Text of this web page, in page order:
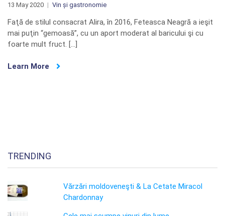
13 May 2020 Vin și gastronomie
Faţă de stilul consacrat Alira, în 2016, Feteasca Neagră a ieşit
mai puţin “gemoasă”, cu un aport moderat al baricului şi cu
foarte mult fruct. […]
Learn More
TRENDING
Vărzări moldoveneşti & La Cetate Miracol
Chardonnay